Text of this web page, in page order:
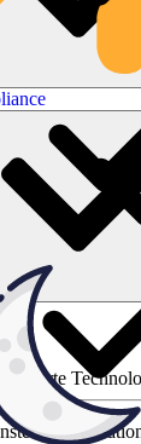
smarte
auf